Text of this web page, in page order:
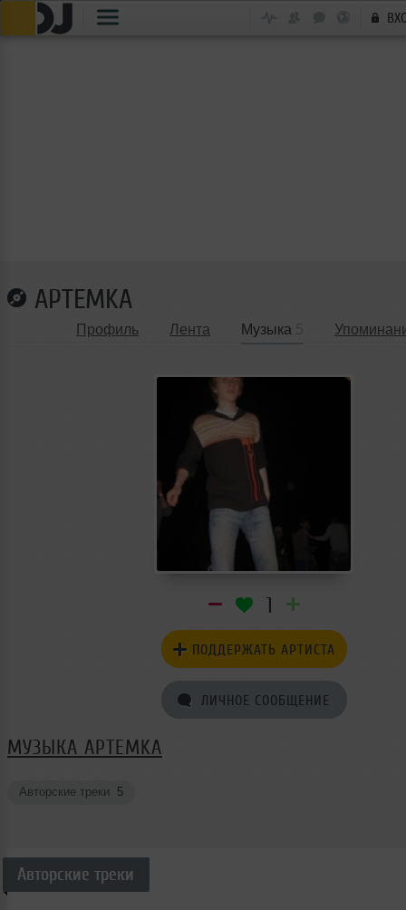
APTEMKA
Профиль Лента Музыка
1
ПОДДЕРЖАТЬ АРТИСТА
ЛИЧНОЕ СООБЩЕНИЕ
МУЗЫКА APTEMKA
Авторские треки 5
Авторские треки